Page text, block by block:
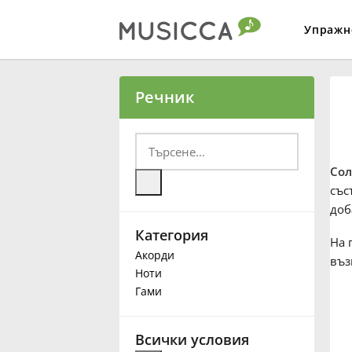
Български
Deutsch
Речник
Категория
Акорди
Ноти
Гами
Всички условия
На